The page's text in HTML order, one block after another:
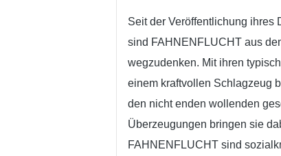
Seit der Veröffentlichung ihres
sind FAHNENFLUCHT aus
wegzudenken. Mit ihren
einem kraftvollen Schlagzeug
den nicht enden wollenden
Überzeugungen bringen sie
FAHNENFLUCHT sind